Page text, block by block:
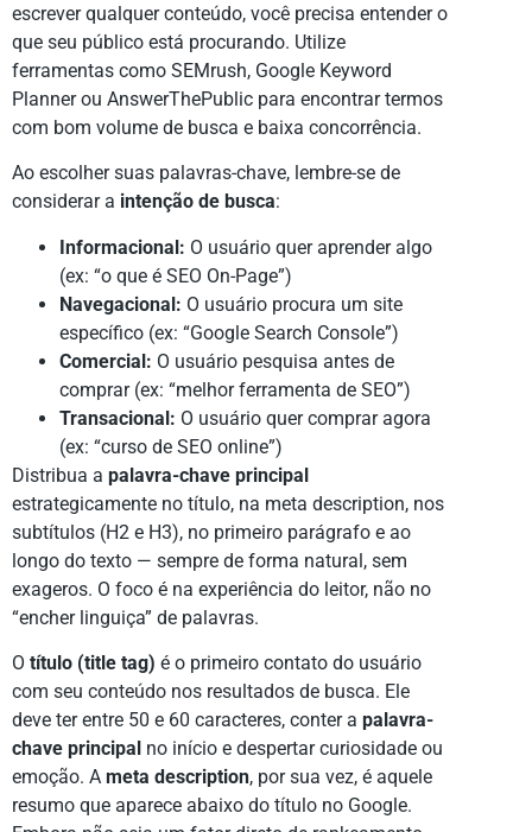
escrever qualquer conteúdo, você precisa entender o
que seu público está procurando. Utilize
ferramentas como SEMrush, Google Keyword
Planner ou AnswerThePublic para encontrar termos
com bom volume de busca e baixa concorrência.
Ao escolher suas palavras-chave, lembre-se de
considerar a intenção de busca:
Informacional: O usuário quer aprender algo
(ex: “o que é SEO On-Page”)
Navegacional: O usuário procura um site
específico (ex: “Google Search Console”)
Comercial: O usuário pesquisa antes de
comprar (ex: “melhor ferramenta de SEO”)
Transacional: O usuário quer comprar agora
(ex: “curso de SEO online”)
Distribua a palavra-chave principal
estrategicamente no título, na meta description, nos
subtítulos (H2 e H3), no primeiro parágrafo e ao
longo do texto — sempre de forma natural, sem
exageros. O foco é na experiência do leitor, não no
“encher linguiça” de palavras.
O título (title tag) é o primeiro contato do usuário
com seu conteúdo nos resultados de busca. Ele
deve ter entre 50 e 60 caracteres, conter a palavra-
chave principal no início e despertar curiosidade ou
emoção. A meta description, por sua vez, é aquele
resumo que aparece abaixo do título no Google.